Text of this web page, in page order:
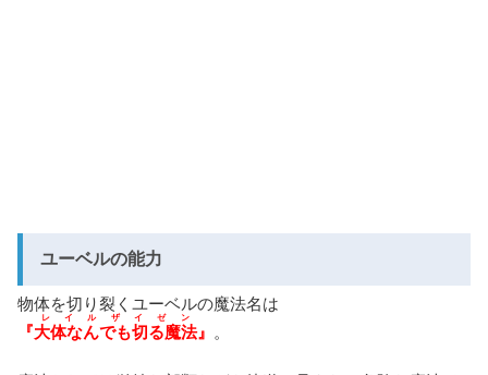
ユーベルの能力
物体を切り裂くユーベルの魔法名は
『大体なんでも切る魔法
レイルザイゼン
』 。